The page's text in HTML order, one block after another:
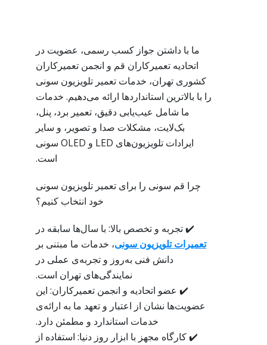
ما با داشتن جواز کسب رسمی، عضویت در
اتحادیه تعمیرکاران قم و انجمن تعمیرکاران
کشوری تهران، خدمات تعمیر تلویزیون سونی
را با بالاترین استانداردها ارائه می‌دهیم. خدمات
ما شامل عیب‌یابی دقیق، تعمیر برد، پنل،
بک‌لایت، مشکلات صدا و تصویر، و سایر
ایرادات تلویزیون‌های LED و OLED سونی
است.
چرا قم سونی را برای تعمیر تلویزیون سونی
خود انتخاب کنیم؟
✔️ تجربه و تخصص بالا: با سال‌ها سابقه در
تعمیرات تلویزیون سونی، خدمات ما مبتنی بر
دانش فنی به‌روز و تجربه‌ی عملی در
نمایندگی‌های تهران است.
✔️ عضو اتحادیه و انجمن تعمیرکاران: این
عضویت‌ها نشان از اعتبار و تعهد ما به ارائه‌ی
خدمات استاندارد و مطمئن دارد.
✔️ کارگاه مجهز با ابزار روز دنیا: استفاده از